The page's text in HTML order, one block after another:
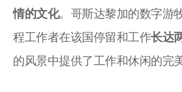
情的文化。哥斯达黎加的数字游
程工作者在该国停留和工作长达
的风景中提供了工作和休闲的完